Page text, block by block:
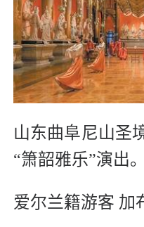
山东曲阜尼山圣
“箫韶雅乐”演出。
爱尔兰籍游客 加